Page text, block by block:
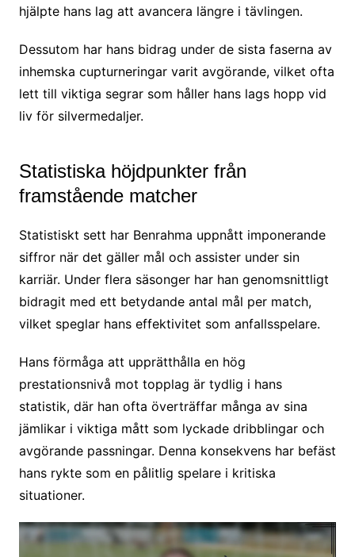
hjälpte hans lag att avancera längre i tävlingen.
Dessutom har hans bidrag under de sista faserna av
inhemska cupturneringar varit avgörande, vilket ofta
lett till viktiga segrar som håller hans lags hopp vid
liv för silvermedaljer.
Statistiska höjdpunkter från
framstående matcher
Statistiskt sett har Benrahma uppnått imponerande
siffror när det gäller mål och assister under sin
karriär. Under flera säsonger har han genomsnittligt
bidragit med ett betydande antal mål per match,
vilket speglar hans effektivitet som anfallsspelare.
Hans förmåga att upprätthålla en hög
prestationsnivå mot topplag är tydlig i hans
statistik, där han ofta överträffar många av sina
jämlikar i viktiga mått som lyckade dribblingar och
avgörande passningar. Denna konsekvens har befäst
hans rykte som en pålitlig spelare i kritiska
situationer.